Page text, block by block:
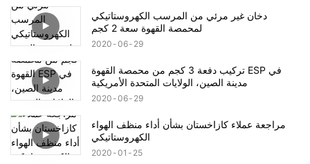
دخان غير مرئي من المرسب الكهروستاتيكي
لمحمصة القهوة سعة 2 كجم
2020 06 29
تركيب دفعة 3 كجم من محمصة القهوة ESP في
مدينة الصين، الولايات المتحدة الأمريكية
2020 06 29
مراجعة عملاء كازاخستان بشأن أداء منظف الهواء
الكهروستاتيكي
2020 01 25